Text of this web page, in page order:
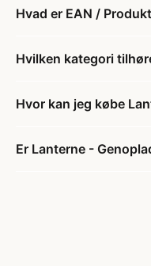
Hvad er EAN /
Hvilken kategori
Hvor kan jeg købe
Er Lanterne -